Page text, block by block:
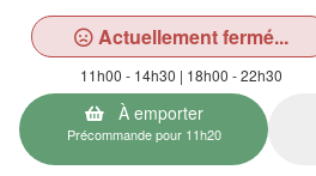
Actuellement fermé...
11h00 - 14h30 | 18h00 - 22h30
À emporter
Précommande pour 11h20